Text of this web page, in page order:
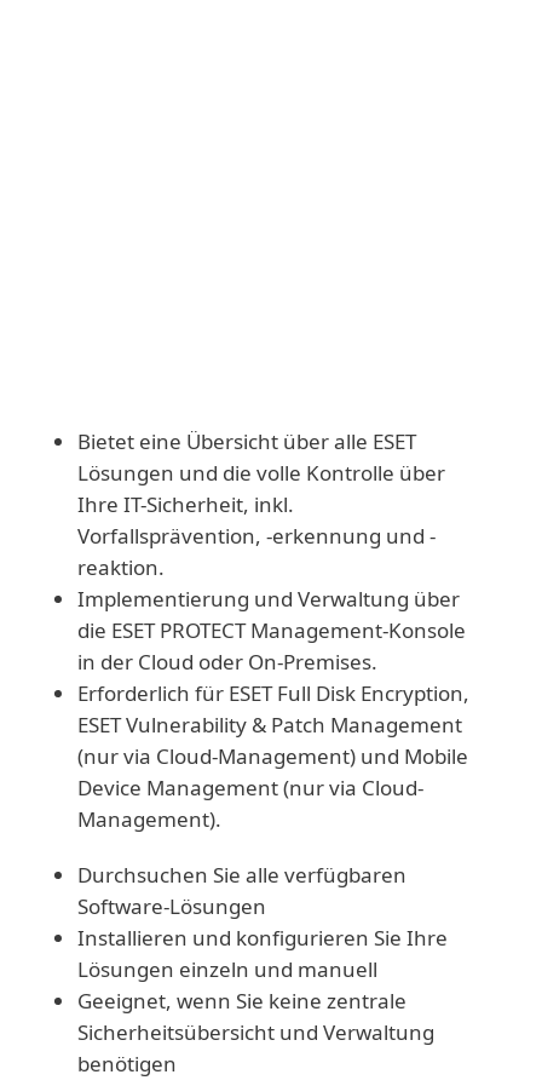
Bietet eine Übersicht über alle ESET
Lösungen und die volle Kontrolle über
Ihre IT-Sicherheit, inkl.
Vorfallsprävention, -erkennung und -
reaktion.
Implementierung und Verwaltung über
die ESET PROTECT Management-Konsole
in der Cloud oder On-Premises.
Erforderlich für ESET Full Disk Encryption,
ESET Vulnerability & Patch Management
(nur via Cloud-Management) und Mobile
Device Management (nur via Cloud-
Management).
Durchsuchen Sie alle verfügbaren
Software-Lösungen
Installieren und konfigurieren Sie Ihre
Lösungen einzeln und manuell
Geeignet, wenn Sie keine zentrale
Sicherheitsübersicht und Verwaltung
benötigen